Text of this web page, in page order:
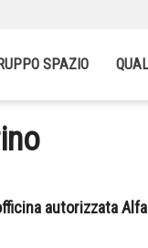
SPAZIO
autorizzata